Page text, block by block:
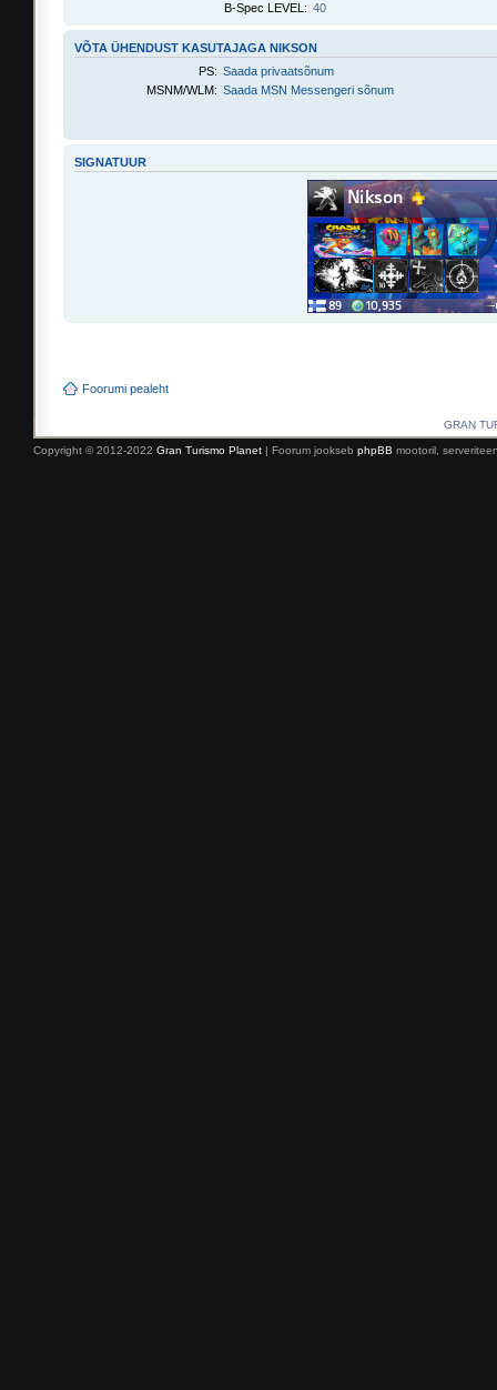
B-Spec LEVEL: 40
VÕTA ÜHENDUST KASUTAJAGA NIKSON
PS: Saada privaatsõnum
MSNM/WLM: Saada MSN Messengeri sõnum
SIGNATUUR
Foorumi pealeht
GRAN
Copyright © 2012-2022 Gran Turismo Planet | Foorum jookseb phpBB mootoril,